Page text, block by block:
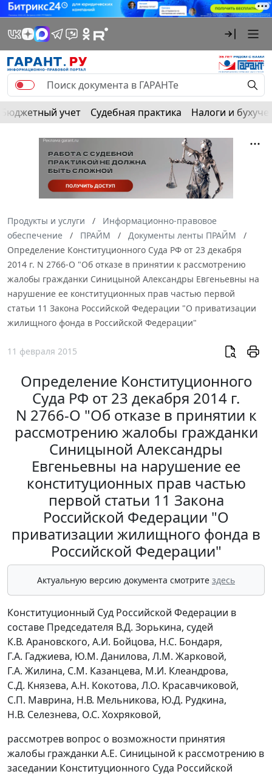
Бюджетный учет Судебная практика Налоги и
Продукты и услуги
Информационно-правовое
обеспечение
ПРАЙМ
Документы ленты ПРАЙМ
Определение Конституционного Суда РФ от 23 декабря
2014 г. N 2766-О "Об отказе в принятии к рассмотрению
жалобы гражданки Синицыной Александры Евгеньевны на
нарушение ее конституционных прав частью первой
статьи 11 Закона Российской Федерации "О приватизации
жилищного фонда в Российской Федерации"
11 февраля 2015
Определение Конституционного
Суда РФ от 23 декабря 2014 г.
N 2766-О "Об отказе в принятии к
рассмотрению жалобы гражданки
Синицыной Александры
Евгеньевны на нарушение ее
конституционных прав частью
первой статьи 11 Закона
Российской Федерации "О
приватизации жилищного фонда в
Российской Федерации"
Актуальную версию документа смотрите здесь
Конституционный Суд Российской Федерации в
составе Председателя В.Д. Зорькина, судей
К.В. Арановского, А.И. Бойцова, Н.С. Бондаря,
Г.А. Гаджиева, Ю.М. Данилова, Л.М. Жарковой,
Г.А. Жилина, С.М. Казанцева, М.И. Клеандрова,
С.Д. Князева, А.Н. Кокотова, Л.О. Красавчиковой,
С.П. Маврина, Н.В. Мельникова, Ю.Д. Рудкина,
Н.В. Селезнева, О.С. Хохряковой,
рассмотрев вопрос о возможности принятия
жалобы гражданки А.Е. Синицыной к рассмотрению в
заседании Конституционного Суда Российской